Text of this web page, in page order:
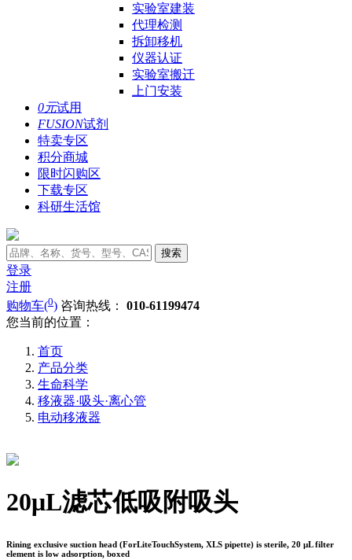
实验室建装
代理检测
拆卸移机
仪器认证
实验室搬迁
上门安装
0元试用
FUSION试剂
特卖专区
积分商城
限时闪购区
下载专区
科研生活馆
搜索
登录
注册
购物车(0) 咨询热线： 010-61199474
您当前的位置：
首页
产品分类
生命科学
移液器·吸头·离心管
电动移液器
20μL滤芯低吸附吸头
Rining exclusive suction head (ForLiteTouchSystem, XLS pipette) is sterile, 20 μL filter
element is low adsorption, boxed